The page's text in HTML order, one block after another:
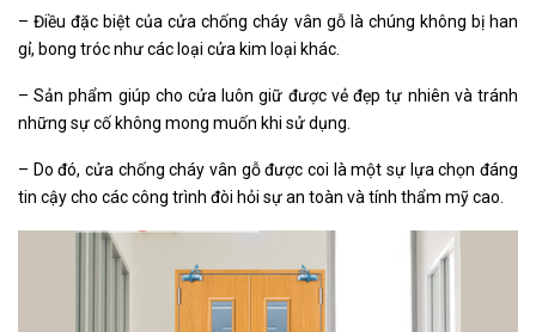
– Điều đặc biệt của cửa chống cháy vân gỗ là chúng không bị han
gỉ, bong tróc như các loại cửa kim loại khác.
– Sản phẩm giúp cho cửa luôn giữ được vẻ đẹp tự nhiên và tránh
những sự cố không mong muốn khi sử dụng.
– Do đó, cửa chống cháy vân gỗ được coi là một sự lựa chọn đáng
tin cậy cho các công trình đòi hỏi sự an toàn và tính thẩm mỹ cao.